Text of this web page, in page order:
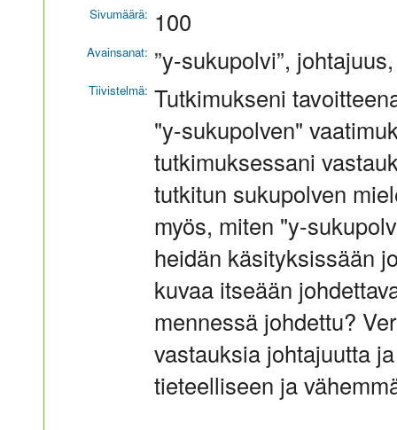
Sivumäärä: 100
Avainsanat: ”y-sukupolvi”,
Tiivistelmä: Tutkimukseni
"y-sukupolven"
tutkimuksessani
tutkitun sukupolven
myös, miten "y-
heidän käsityksissään
kuvaa itseään
mennessä johdettu?
vastauksia johtajuutta
tieteelliseen ja